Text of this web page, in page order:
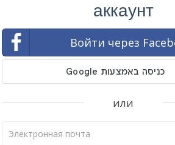
аккаунт
Войти через
или